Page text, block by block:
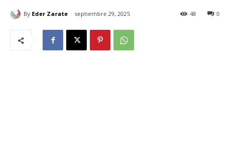
By Eder Zarate septiembre 29, 2025 0
48